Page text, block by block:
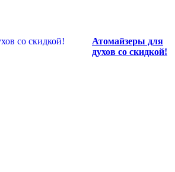
Атомайзеры для
духов со скидкой!